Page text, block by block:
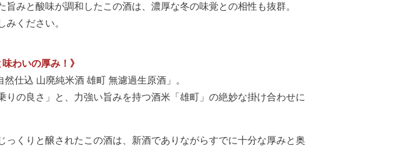
みと酸味が調和したこの酒は、濃厚な冬の味覚との相性も抜群。
ください。
わいの厚み！》
仕込 山廃純米酒 雄町 無濾過生原酒」。
りの良さ」と、力強い旨みを持つ酒米「雄町」の絶妙な掛け合わせに
っくりと醸されたこの酒は、新酒でありながらすでに十分な厚みと奥